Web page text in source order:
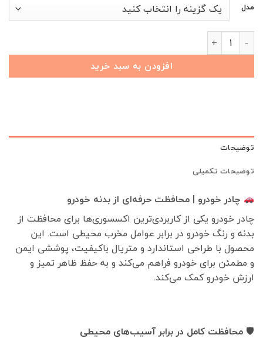
مدل
چادر خودرو TISSAN S05 عدد
افزودن به سبد خرید
توضیحات
توضیحات تکمیلی
چادر خودرو | محافظت حرفه‌ای از بدنه خودرو
چادر خودرو یکی از کاربردی‌ترین اکسسوری‌ها برای محافظت از
بدنه و رنگ خودرو در برابر عوامل مخرب محیطی است. این
محصول با طراحی استاندارد و متریال باکیفیت، پوششی ایمن
و مطمئن برای خودرو فراهم می‌کند و به حفظ ظاهر تمیز و
ارزش خودرو کمک می‌کند.
🛡 محافظت کامل در برابر آسیب‌های محیطی